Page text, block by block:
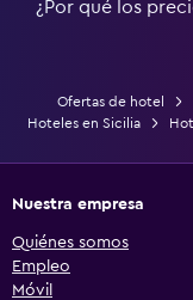
¿Por qué los
Ofertas de hotel
Hoteles en Sicilia
Nuestra empresa
Quiénes somos
Empleo
Móvil